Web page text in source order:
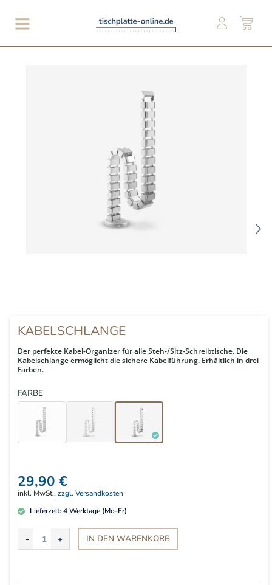
KABELSCHLANGE
Der perfekte Kabel-Organizer für alle Steh-/Sitz-Schreibtische. Die
Kabelschlange ermöglicht die sichere Kabelführung. Erhältlich in drei
Farben.
FARBE
29,90 €
inkl. MwSt.,zzgl. Versandkosten
Lieferzeit: 4Werktage (Mo-Fr)
IN DEN WARENKORB